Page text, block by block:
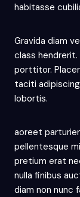
habitasse
Gravida diam
class
porttitor.
taciti
lobortis.
aoreet
pellentesque
pretium erat
nulla finibus
diam non nunc